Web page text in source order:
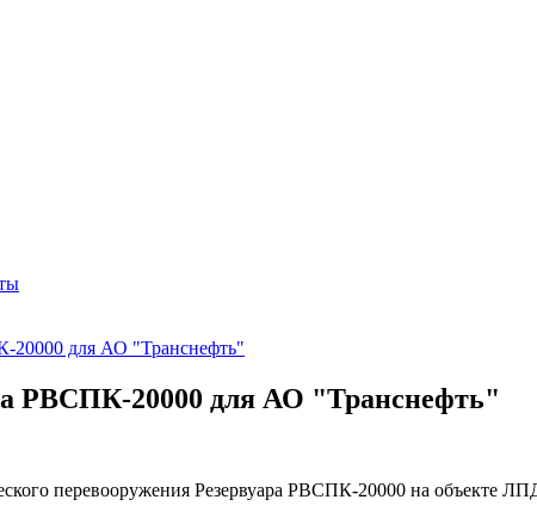
20000 для АО "Транснефть"
РВСПК-20000 для АО "Транснефть"
перевооружения Резервуара РВСПК-20000 на объекте